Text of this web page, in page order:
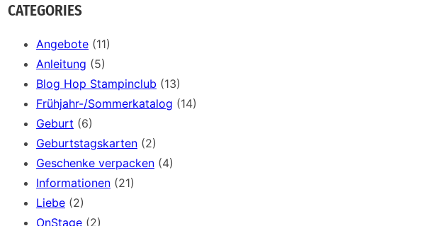
a
r
CATEGORIES
Angebote (11)
Anleitung (5)
Blog Hop Stampinclub (13)
Frühjahr-/Sommerkatalog (14)
Geburt (6)
Geburtstagskarten (2)
Geschenke verpacken (4)
Informationen (21)
Liebe (2)
OnStage (2)